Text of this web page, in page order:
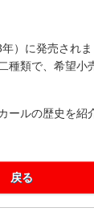
）に発売され
種類で、希望小
ールの歴史を紹
戻る